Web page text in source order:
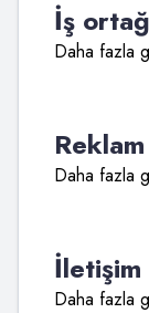
İş
Daha fazla
Daha fazla
İletişim
Daha fazla